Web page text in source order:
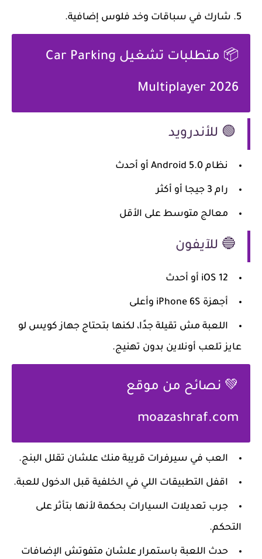
شارك في سباقات وخد فلوس إضافية.
📦 متطلبات تشغيل Car Parking
Multiplayer 2026
🟢 للأندرويد
نظام Android 5.0 أو أحدث
رام 3 جيجا أو أكثر
معالج متوسط على الأقل
🔵 للآيفون
iOS 12 أو أحدث
أجهزة iPhone 6S وأعلى
اللعبة مش تقيلة جدًا، لكنها بتحتاج جهاز كويس لو
عايز تلعب أونلاين بدون تهنيج.
💚 نصائح من موقع
moazashraf.com
العب في سيرفرات قريبة منك علشان تقلل البنج.
اقفل التطبيقات اللي في الخلفية قبل الدخول للعبة.
جرب تعديلات السيارات بحكمة لأنها بتأثر على
التحكم.
حدث اللعبة باستمرار علشان متفوتش الإضافات